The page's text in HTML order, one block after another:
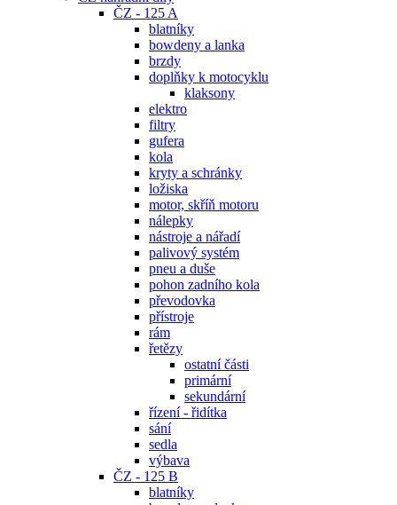
ČZ - 125 A
blatníky
bowdeny a lanka
brzdy
doplňky k motocyklu
klaksony
elektro
filtry
gufera
kola
kryty a schránky
ložiska
motor, skříň motoru
nálepky
nástroje a nářadí
palivový systém
pneu a duše
pohon zadního kola
převodovka
přístroje
rám
řetězy
ostatní části
primární
sekundární
řízení - řidítka
sání
sedla
výbava
ČZ - 125 B
blatníky